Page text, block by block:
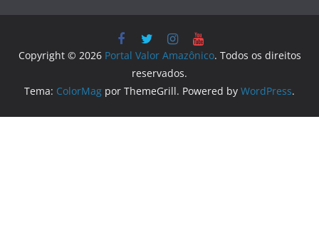
Copyright © 2026 Portal Valor Amazônico. Todos os direitos
reservados.
Tema: ColorMag por ThemeGrill. Powered by WordPress.